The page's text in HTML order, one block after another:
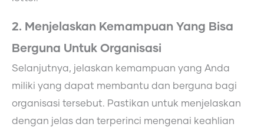
2. Menjelaskan Kemampuan Yang Bisa
Berguna Untuk Organisasi
Selanjutnya, jelaskan kemampuan yang Anda
miliki yang dapat membantu dan berguna bagi
organisasi tersebut. Pastikan untuk menjelaskan
dengan jelas dan terperinci mengenai keahlian